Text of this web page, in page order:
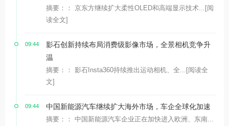
摘要：： 京东方继续扩大柔性OLED和高端显示技术... [阅
读全文]
09:44
影石创新持续布局消费级影像市场，全景相机竞争升
温
摘要：： 影石Insta360持续推出运动相机、全... [阅读全
文]
09:44 中国新能源汽车继续扩大海外市场，车企全球化加速
摘要：： 中国新能源汽车企业正在加快进入欧洲、东南...